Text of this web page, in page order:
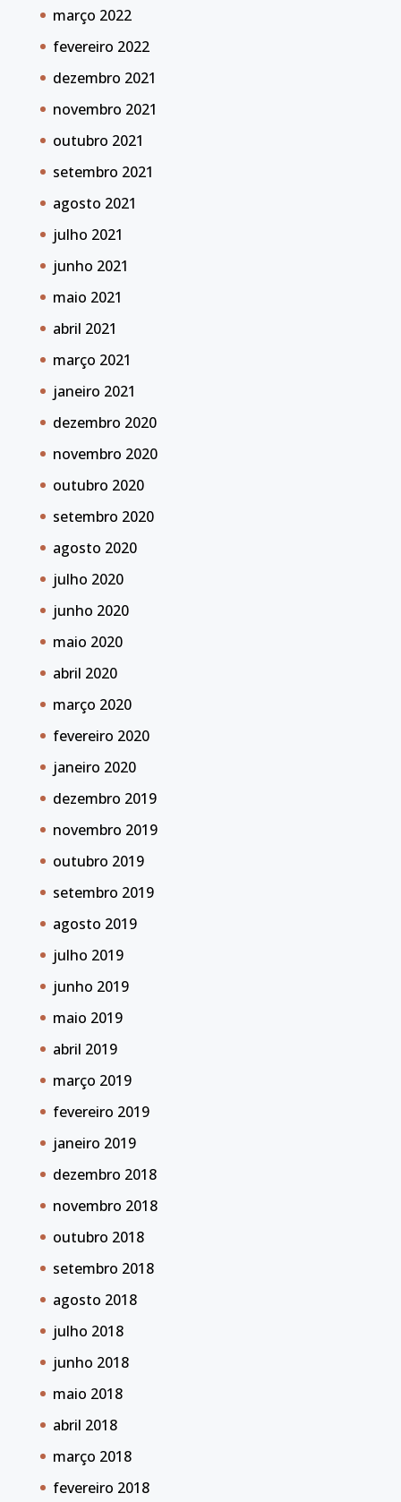
março 2022
fevereiro 2022
dezembro 2021
novembro 2021
outubro 2021
setembro 2021
agosto 2021
julho 2021
junho 2021
maio 2021
abril 2021
março 2021
janeiro 2021
dezembro 2020
novembro 2020
outubro 2020
setembro 2020
agosto 2020
julho 2020
junho 2020
maio 2020
abril 2020
março 2020
fevereiro 2020
janeiro 2020
dezembro 2019
novembro 2019
outubro 2019
setembro 2019
agosto 2019
julho 2019
junho 2019
maio 2019
abril 2019
março 2019
fevereiro 2019
janeiro 2019
dezembro 2018
novembro 2018
outubro 2018
setembro 2018
agosto 2018
julho 2018
junho 2018
maio 2018
abril 2018
março 2018
fevereiro 2018